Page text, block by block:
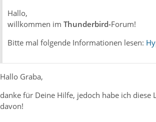
Hallo,
willkommen im Thunderbird-Forum!
Bitte mal folgende Informationen lesen:
Hallo Graba,
danke für Deine Hilfe, jedoch habe ich diese
davon!